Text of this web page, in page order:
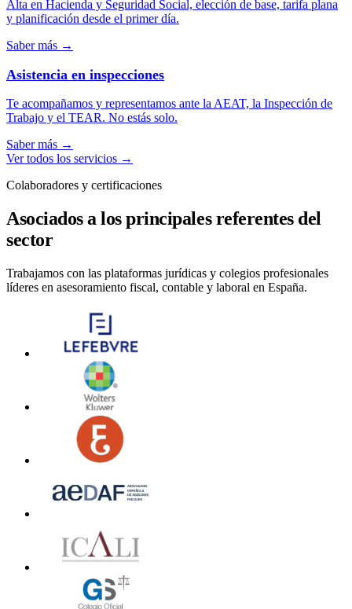
Alta en Hacienda y Seguridad Social, elección de base, tarifa plana
y planificación desde el primer día.
Saber más →
Asistencia en inspecciones
Te acompañamos y representamos ante la AEAT, la Inspección de
Trabajo y el TEAR. No estás solo.
Saber más →
Ver todos los servicios →
Colaboradores y certificaciones
Asociados a los principales referentes del
sector
Trabajamos con las plataformas jurídicas y colegios profesionales
líderes en asesoramiento fiscal, contable y laboral en España.